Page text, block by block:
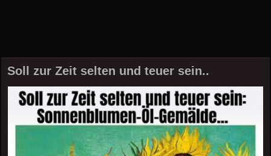
Soll zur Zeit selten und teuer sein..